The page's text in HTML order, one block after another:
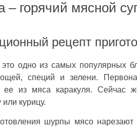
– горячий мясной
рецепт
одно из самых популярных
специй и зелени.
ее из мяса каракуля. Сейчас
курицу.
шурпы мясо